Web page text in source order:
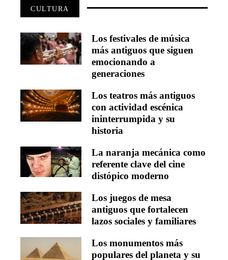
CULTURA
Los festivales de música
más antiguos que siguen
emocionando a
generaciones
Los teatros más antiguos
con actividad escénica
ininterrumpida y su
historia
La naranja mecánica como
referente clave del cine
distópico moderno
Los juegos de mesa
antiguos que fortalecen
lazos sociales y familiares
Los monumentos más
populares del planeta y su